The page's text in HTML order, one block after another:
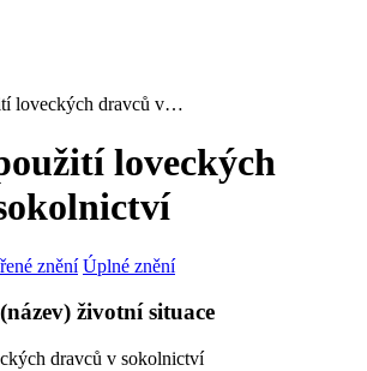
loveckých dravců v…
loveckých
znění Úplné znění
životní situace
dravců v sokolnictví